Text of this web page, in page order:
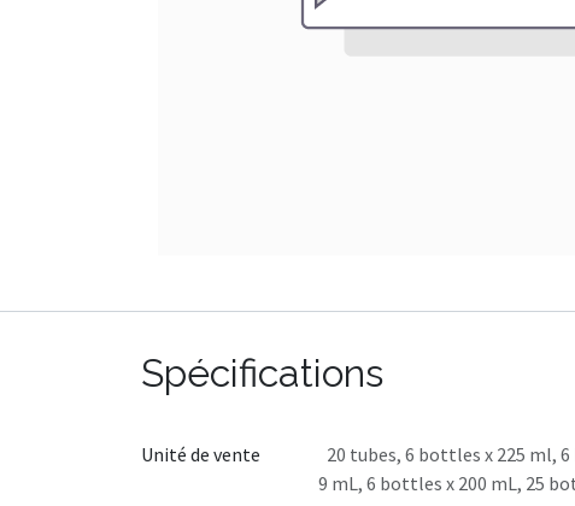
Spécifications
Unité de vente 20 tubes, 6 bottles x 225 ml, 6
9 mL, 6 bottles x 200 mL, 25